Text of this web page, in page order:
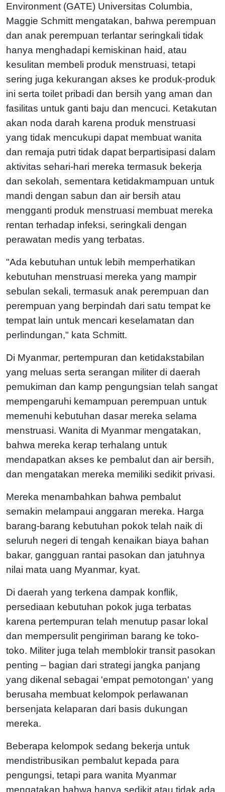
Environment (GATE) Universitas Columbia,
Maggie Schmitt mengatakan, bahwa perempuan
dan anak perempuan terlantar seringkali tidak
hanya menghadapi kemiskinan haid, atau
kesulitan membeli produk menstruasi, tetapi
sering juga kekurangan akses ke produk-produk
ini serta toilet pribadi dan bersih yang aman dan
fasilitas untuk ganti baju dan mencuci. Ketakutan
akan noda darah karena produk menstruasi
yang tidak mencukupi dapat membuat wanita
dan remaja putri tidak dapat berpartisipasi dalam
aktivitas sehari-hari mereka termasuk bekerja
dan sekolah, sementara ketidakmampuan untuk
mandi dengan sabun dan air bersih atau
mengganti produk menstruasi membuat mereka
rentan terhadap infeksi, seringkali dengan
perawatan medis yang terbatas.
"Ada kebutuhan untuk lebih memperhatikan
kebutuhan menstruasi mereka yang mampir
sebulan sekali, termasuk anak perempuan dan
perempuan yang berpindah dari satu tempat ke
tempat lain untuk mencari keselamatan dan
perlindungan," kata Schmitt.
Di Myanmar, pertempuran dan ketidakstabilan
yang meluas serta serangan militer di daerah
pemukiman dan kamp pengungsian telah sangat
mempengaruhi kemampuan perempuan untuk
memenuhi kebutuhan dasar mereka selama
menstruasi. Wanita di Myanmar mengatakan,
bahwa mereka kerap terhalang untuk
mendapatkan akses ke pembalut dan air bersih,
dan mengatakan mereka memiliki sedikit privasi.
Mereka menambahkan bahwa pembalut
semakin melampaui anggaran mereka. Harga
barang-barang kebutuhan pokok telah naik di
seluruh negeri di tengah kenaikan biaya bahan
bakar, gangguan rantai pasokan dan jatuhnya
nilai mata uang Myanmar, kyat.
Di daerah yang terkena dampak konflik,
persediaan kebutuhan pokok juga terbatas
karena pertempuran telah menutup pasar lokal
dan mempersulit pengiriman barang ke toko-
toko. Militer juga telah memblokir transit pasokan
penting – bagian dari strategi jangka panjang
yang dikenal sebagai 'empat pemotongan' yang
berusaha membuat kelompok perlawanan
bersenjata kelaparan dari basis dukungan
mereka.
Beberapa kelompok sedang bekerja untuk
mendistribusikan pembalut kepada para
pengungsi, tetapi para wanita Myanmar
mengatakan bahwa hanya sedikit atau tidak ada